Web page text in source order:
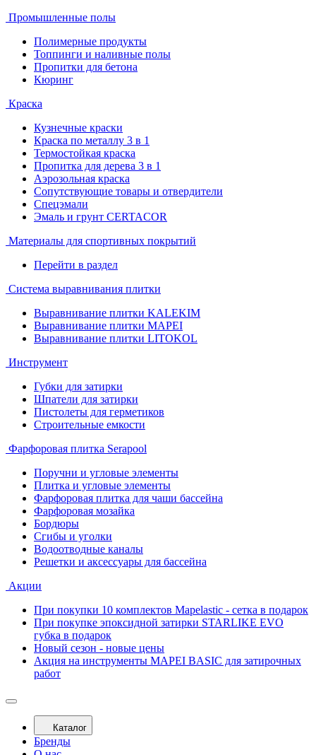
Промышленные полы
Полимерные продукты
Топпинги и наливные полы
Пропитки для бетона
Кюринг
Краска
Кузнечные краски
Краска по металлу 3 в 1
Термостойкая краска
Пропитка для дерева 3 в 1
Аэрозольная краска
Сопутствующие товары и отвердители
Спецэмали
Эмаль и грунт CERTACOR
Материалы для спортивных покрытий
Перейти в раздел
Система выравнивания плитки
Выравнивание плитки KALEKIM
Выравнивание плитки MAPEI
Выравнивание плитки LITOKOL
Инструмент
Губки для затирки
Шпатели для затирки
Пистолеты для герметиков
Строительные емкости
Фарфоровая плитка Serapool
Поручни и угловые элементы
Плитка и угловые элементы
Фарфоровая плитка для чаши бассейна
Фарфоровая мозайка
Бордюры
Сгибы и уголки
Водоотводные каналы
Решетки и аксессуары для бассейна
Акции
При покупки 10 комплектов Mapelastic - сетка в подарок
При покупке эпоксидной затирки STARLIKE EVO
губка в подарок
Новый сезон - новые цены
Акция на инструменты MAPEI BASIC для затирочных
работ
Каталог
Бренды